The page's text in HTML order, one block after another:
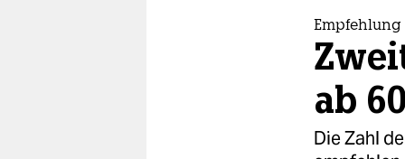
Empfehlung
ab 60
Die Zahl